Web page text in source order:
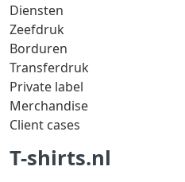
Diensten
Zeefdruk
Borduren
Transferdruk
Private label
Merchandise
Client cases
T-shirts.nl